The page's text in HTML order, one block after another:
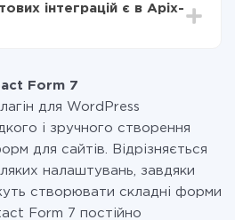
даних, які за фактом
вашої системи в іншу через
про
інтеграцій є в Apix-
Form 7
для WordPress
і зручного створення
для сайтів. Відрізняється
налаштувань, завдяки
створювати складні форми
Form 7 постійно